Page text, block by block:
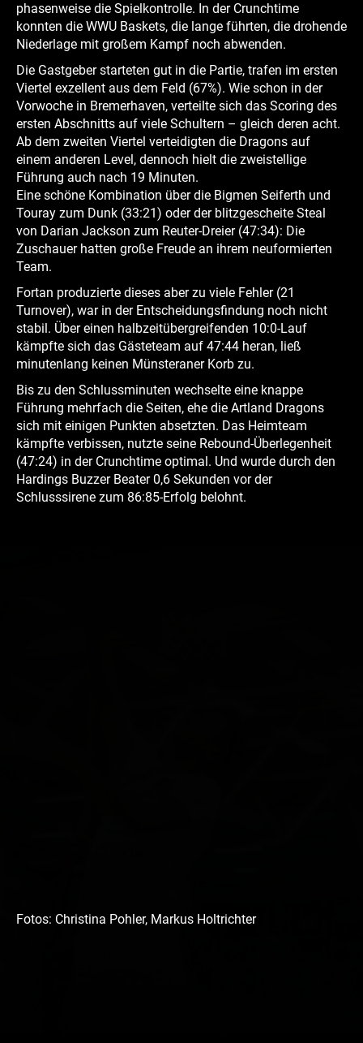
phasenweise die Spielkontrolle. In der Crunchtime
konnten die WWU Baskets, die lange führten, die drohende
Niederlage mit großem Kampf noch abwenden.
Die Gastgeber starteten gut in die Partie, trafen im ersten
Viertel exzellent aus dem Feld (67%). Wie schon in der
Vorwoche in Bremerhaven, verteilte sich das Scoring des
ersten Abschnitts auf viele Schultern – gleich deren acht.
Ab dem zweiten Viertel verteidigten die Dragons auf
einem anderen Level, dennoch hielt die zweistellige
Führung auch nach 19 Minuten.
Eine schöne Kombination über die Bigmen Seiferth und
Touray zum Dunk (33:21) oder der blitzgescheite Steal
von Darian Jackson zum Reuter-Dreier (47:34): Die
Zuschauer hatten große Freude an ihrem neuformierten
Team.
Fortan produzierte dieses aber zu viele Fehler (21
Turnover), war in der Entscheidungsfindung noch nicht
stabil. Über einen halbzeitübergreifenden 10:0-Lauf
kämpfte sich das Gästeteam auf 47:44 heran, ließ
minutenlang keinen Münsteraner Korb zu.
Bis zu den Schlussminuten wechselte eine knappe
Führung mehrfach die Seiten, ehe die Artland Dragons
sich mit einigen Punkten absetzten. Das Heimteam
kämpfte verbissen, nutzte seine Rebound-Überlegenheit
(47:24) in der Crunchtime optimal. Und wurde durch den
Hardings Buzzer Beater 0,6 Sekunden vor der
Schlusssirene zum 86:85-Erfolg belohnt.
Fotos: Christina Pohler, Markus Holtrichter